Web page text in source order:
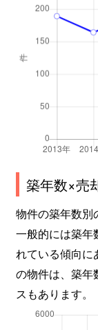
築年数×売
物件の築年数別
一般的には築年
れている傾向に
の物件は、築年
スもあります。